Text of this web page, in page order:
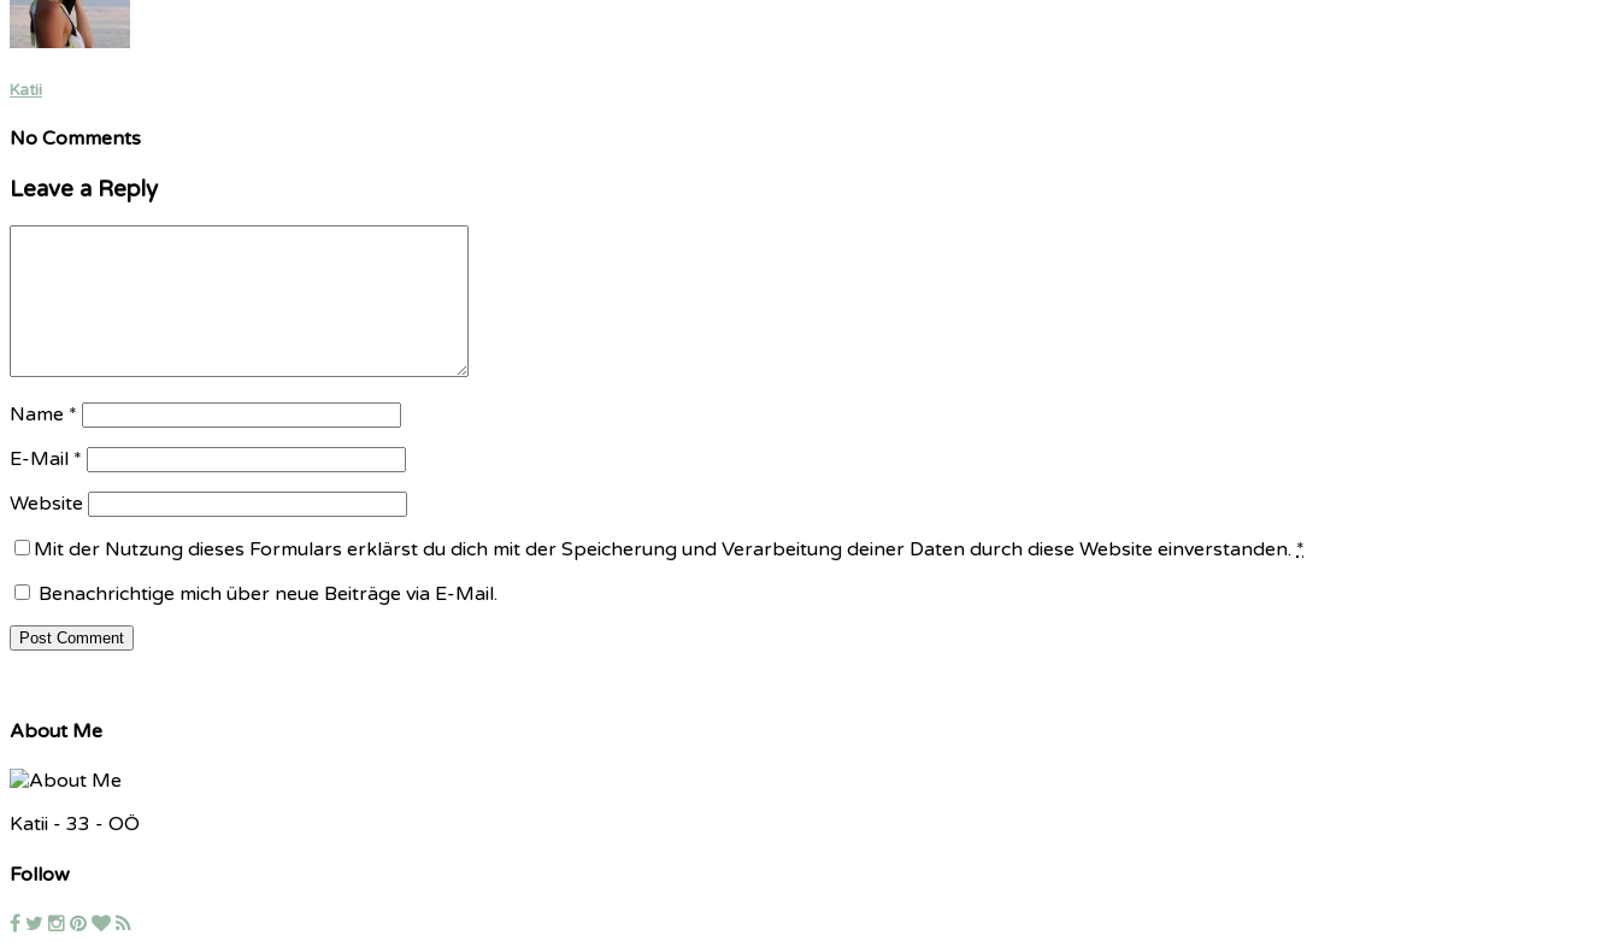
Katii
No Comments
Leave a Reply
Name *
E-Mail *
Website
Mit der Nutzung dieses Formulars erklärst du dich mit der Speicherung und Verarbeitung deiner Daten durch diese Website einverstanden. *
Benachrichtige mich über neue Beiträge via E-Mail.
About Me
Katii - 33 - OÖ
Follow